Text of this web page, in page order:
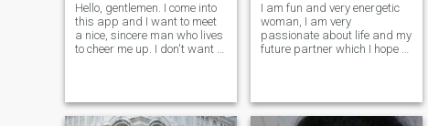
Hello, gentlemen. I come into
this app and I want to meet
a nice, sincere man who lives
to cheer me up. I don't want to
everyone. Normal women,
healthy, good-hearted, don't
I am fun and very energetic
woman, I am very
passionate about life and my
future partner which I hope to
breakfast for my beloved
people. My friends say that I